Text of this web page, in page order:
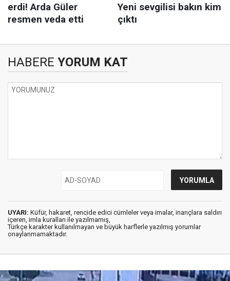
HABERE YORUM KAT
UYARI: Küfür, hakaret, rencide edici cümleler veya imalar, inançlara saldırı
içeren, imla kuralları ile yazılmamış,
Türkçe karakter kullanılmayan ve büyük harflerle yazılmış yorumlar
onaylanmamaktadır.